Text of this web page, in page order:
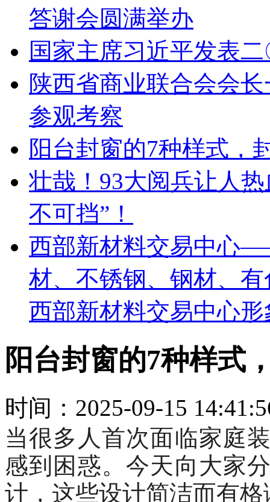
答谢会圆满举办
国家主席习近平发表
陕西省商业联合会会
参观考察
阳台封窗的7种样式，
壮哉！93大阅兵让人
不可挡”！
西部新材料交易中心
材、不锈钢、钢材、
西部新材料交易中心
阳台封窗的7种样式
时间：2025-09-15
当很多人首次面临家庭
感到困惑。今天向大家
计，这些设计简洁而有